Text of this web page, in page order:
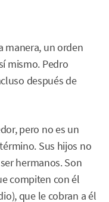
manera, un orden
mismo. Pedro
después de
pero no es un
Sus hijos no
hermanos. Son
compiten con él
que le cobran a él